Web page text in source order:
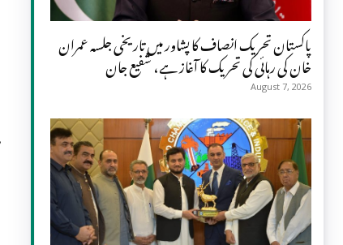
پاکستان تحریک انصاف کا پشاور میں تاریخی جلسہ عمران
خان کی رہائی کی تحریک کا آغاز ہے، شفیع جان
August 7, 2026